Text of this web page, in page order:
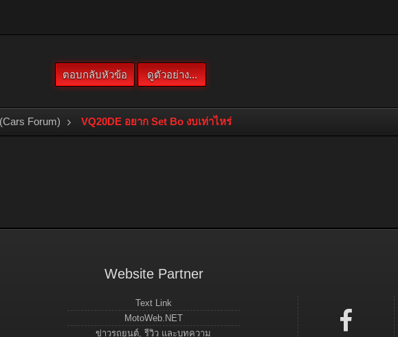
Forum) VQ20DE อยาก Set Bo งบเท่าไหร่
Website Partner
Text Link
MotoWeb.NET
ข่าวรถยนต์, รีวิว และบทความ